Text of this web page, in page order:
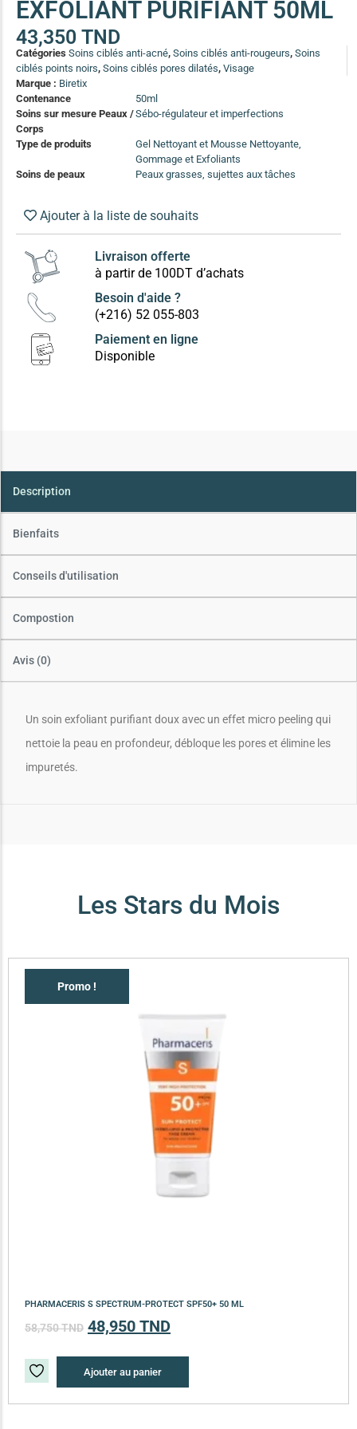
(13)
Soin anti-pelliculaire
Soin pointes cassantes et fourchues
Soins Solaires Ciblés
Pour chaque type de peau, une solution
Soins cibés adultes (67)
Soins ciblé bébé (0-5 ans)(4)
Soins ciblés famille(4)
EXFOLIANT PURIFIANT 50ML
43,350 TND
Catégories Soins ciblés anti-acné, Soins ciblés anti-rougeurs, Soins
ciblés points noirs, Soins ciblés pores dilatés, Visage
Marque : Biretix
Contenance
50ml
Soins sur mesure Peaux /
Corps
Sébo-régulateur et imperfections
Type de produits
Gel Nettoyant et Mousse Nettoyante,
Gommage et Exfoliants
Soins de peaux
Peaux grasses, sujettes aux tâches
Ajouter à la liste de souhaits
Livraison offerte
à partir de 100DT d’achats
Besoin d'aide ?
(+216) 52 055-803
Paiement en ligne
Disponible
Compostion
Conseils d'utilisation
Bienfaits
Description
Avis (0)
Un soin exfoliant purifiant doux avec un effet micro peeling qui
nettoie la peau en profondeur, débloque les pores et élimine les
impuretés.
Les Stars du Mois
Promo !
PHARMACERIS S SPECTRUM-PROTECT SPF50+ 50 ML
58,750TND 48,950 TND
Ajouter au panier